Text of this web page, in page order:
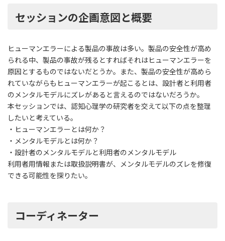
セッションの企画意図と概要
ヒューマンエラーによる製品の事故は多い。製品の安全性が高め
られる中、製品の事故が残るとすればそれはヒューマンエラーを
原因とするものではないだとうか。また、製品の安全性が高めら
れていながらもヒューマンエラーが起こるとは、設計者と利用者
のメンタルモデルにズレがあると言えるのではないだろうか。
本セッションでは、認知心理学の研究者を交えて以下の点を整理
したいと考えている。
・ヒューマンエラーとは何か？
・メンタルモデルとは何か？
・設計者のメンタルモデルと利用者のメンタルモデル
利用者用情報または取扱説明書が、メンタルモデルのズレを修復
できる可能性を探りたい。
コーディネーター